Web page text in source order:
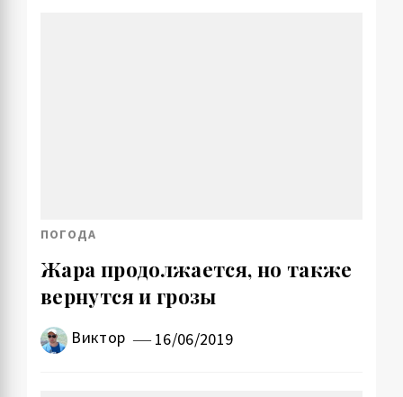
ПОГОДА
Жара продолжается, но также
вернутся и грозы
Виктор 16/06/2019